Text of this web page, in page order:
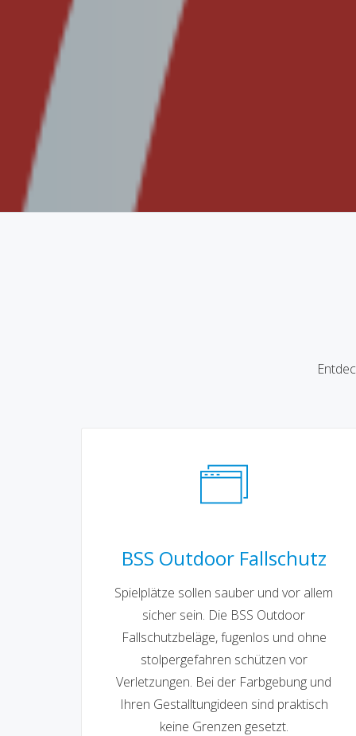
BSS Outdoor Fallschutz
Spielplätze sollen sauber und vor allem
sicher sein. Die BSS Outdoor
Fallschutzbeläge, fugenlos und ohne
stolpergefahren schützen vor
Verletzungen. Bei der Farbgebung und
Ihren Gestalltungideen sind praktisch
keine Grenzen gesetzt.